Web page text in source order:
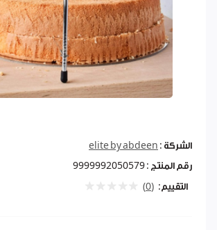
الشركة : elite by abdeen
رقم المنتج : 9999992050579
التقييم: (0)